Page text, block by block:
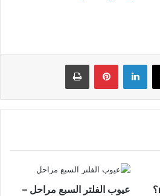
لينكدإن بينتيريست
ما هي وظيفة moderator؟
عيوب الفلتر السبع مراحل –